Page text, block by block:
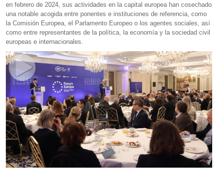
en febrero de 2024, sus actividades en la capital europea han cosechado
una notable acogida entre ponentes e instituciones de referencia, como
la Comisión Europea, el Parlamento Europeo o los agentes sociales, así
como entre representantes de la política, la economía y la sociedad civil
europeas e internacionales.